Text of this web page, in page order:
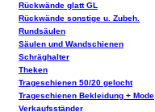
Rückwände glatt GL
Rückwände sonstige u. Zubeh.
Rundsäulen
Säulen und Wandschienen
Schräghalter
Theken
Trageschienen 50/20 gelocht
Trageschienen Bekleidung + Mode
Verkaufsständer